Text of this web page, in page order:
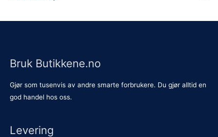
Bruk Butikkene.no
Gjør som tusenvis av andre smarte forbrukere. Du gjør alltid en
god handel hos oss.
Levering